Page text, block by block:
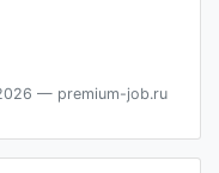
— premium-job.ru